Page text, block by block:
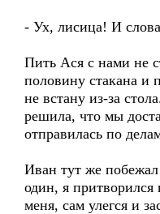
- Ух, лисица! И
Пить Ася с нами не
половину стакана и
не встану из-за
решила, что мы
отправилась по
Иван тут же
один, я
меня, сам улегся и